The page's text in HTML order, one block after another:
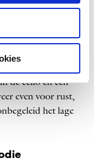
uithaal
met zich mee.
de cello en een
even voor rust,
het lage